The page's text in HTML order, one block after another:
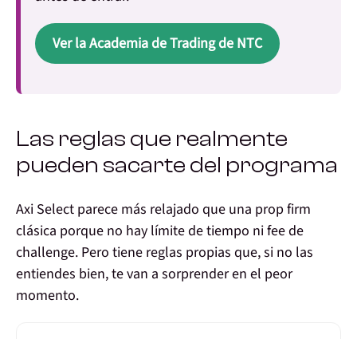
Ver la Academia de Trading de NTC
Las reglas que realmente
pueden sacarte del programa
Axi Select parece más relajado que una prop firm
clásica porque no hay límite de tiempo ni fee de
challenge. Pero tiene reglas propias que, si no las
entiendes bien, te van a sorprender en el peor
momento.